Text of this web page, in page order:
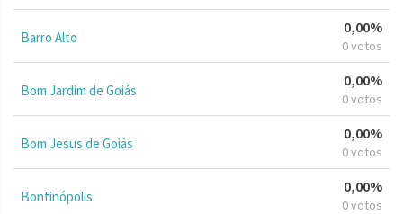
Barro Alto
0,00%
0 votos
Bom Jardim de Goiás
0,00%
0 votos
Bom Jesus de Goiás
0,00%
0 votos
Bonfinópolis
0,00%
0 votos